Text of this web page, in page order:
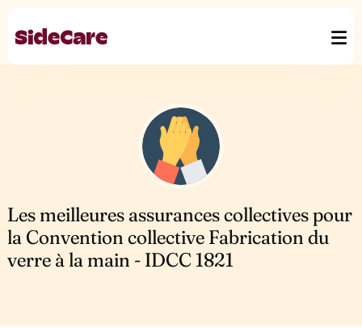
Les meilleures assurances collectives pour
la Convention collective Fabrication du
verre à la main - IDCC 1821